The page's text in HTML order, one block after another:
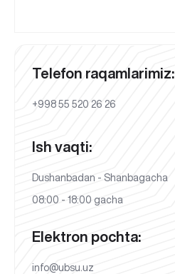
Telefon raqamlarimiz:
+998 55 520 26 26
Ish vaqti:
Dushanbadan - Shanbagacha
08:00 - 18:00 gacha
Elektron pochta:
info@ubsu.uz